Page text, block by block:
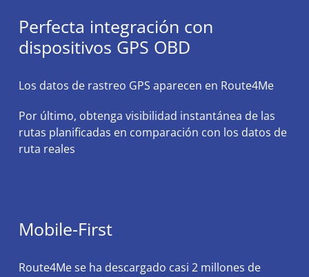
Perfecta integración con
dispositivos GPS OBD
Los datos de rastreo GPS aparecen en Route4Me
Por último, obtenga visibilidad instantánea de las
rutas planificadas en comparación con los datos de
ruta reales
Mobile-First
Route4Me se ha descargado casi 2 millones de